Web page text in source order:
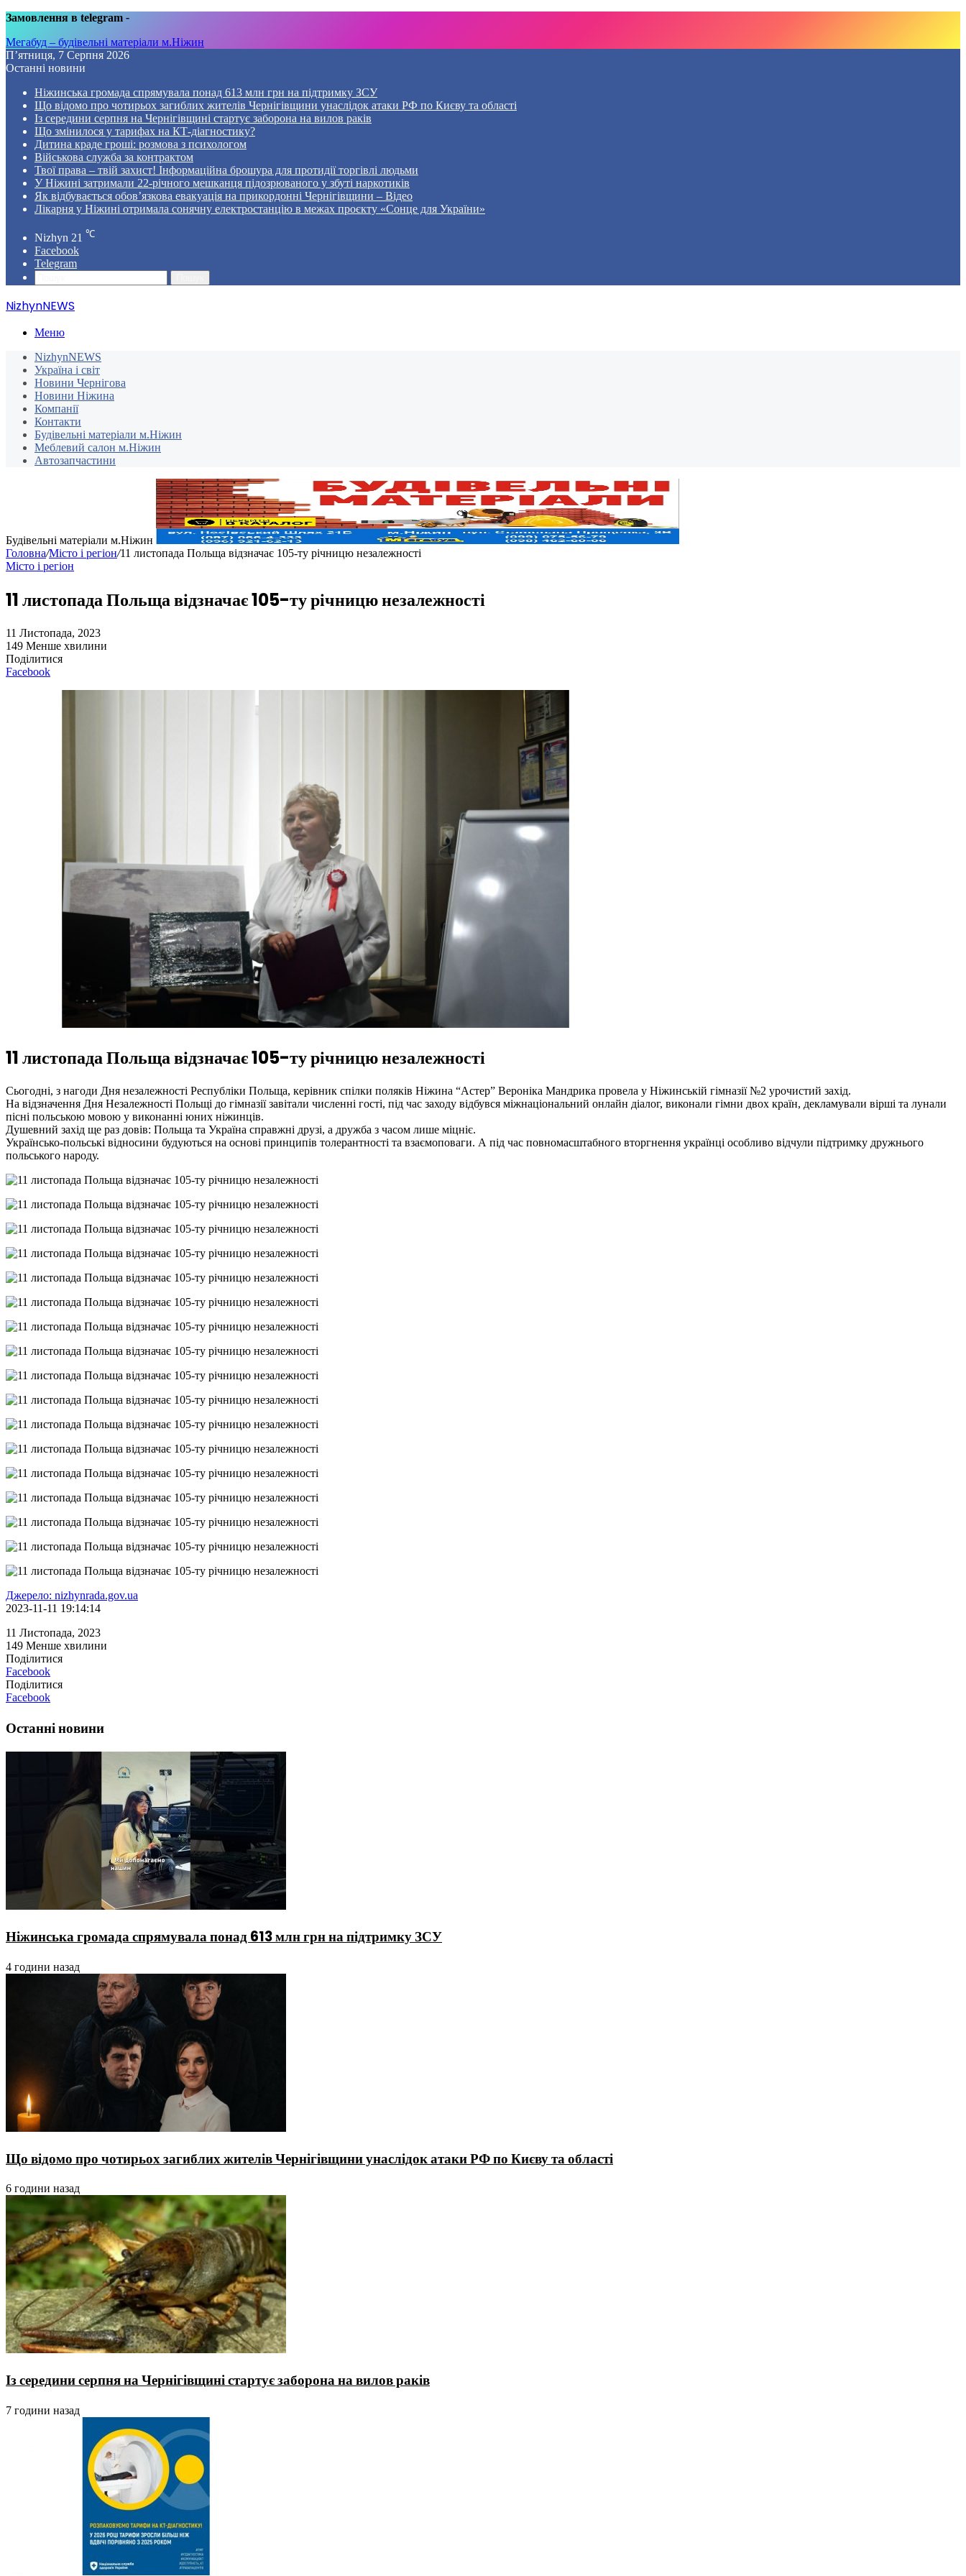
Замовлення в telegram -
Мегабуд – будівельні матеріали м.Ніжин
П’ятниця, 7 Серпня 2026
Останні новини
Ніжинська громада спрямувала понад 613 млн грн на підтримку ЗСУ
Що відомо про чотирьох загиблих жителів Чернігівщини унаслідок атаки РФ по Києву та області
Із середини серпня на Чернігівщині стартує заборона на вилов раків
Що змінилося у тарифах на КТ-діагностику?
Дитина краде гроші: розмова з психологом
Військова служба за контрактом
Твої права – твій захист! Інформаційна брошура для протидії торгівлі людьми
У Ніжині затримали 22-річного мешканця підозрюваного у збуті наркотиків
Як відбувається обов’язкова евакуація на прикордонні Чернігівщини – Відео
Лікарня у Ніжині отримала сонячну електростанцію в межах проєкту «Сонце для України»
Nizhyn 21 ℃
Facebook
Telegram
NizhynNEWS
Меню
NizhynNEWS
Україна і світ
Новини Чернігова
Новини Ніжина
Компанії
Контакти
Будівельні матеріали м.Ніжин
Меблевий салон м.Ніжин
Автозапчастини
Будівельні матеріали м.Ніжин
Головна/Місто і регіон/11 листопада Польща відзначає 105-ту річницю незалежності
Місто і регіон
11 листопада Польща відзначає 105-ту річницю незалежності
11 Листопада, 2023
149 Менше хвилини
Поділитися
Facebook
11 листопада Польща відзначає 105-ту річницю незалежності
Сьогодні, з нагоди Дня незалежності Республіки Польща, керівник спілки поляків Ніжина “Астер” Вероніка Мандрика провела у Ніжинській гімназії №2 урочистий захід.
На відзначення Дня Незалежності Польщі до гімназії завітали численні гості, під час заходу відбувся міжнаціональний онлайн діалог, виконали гімни двох країн, декламували вірші та лунали
пісні польською мовою у виконанні юних ніжинців.
Душевний захід ще раз довів: Польща та Україна справжні друзі, а дружба з часом лише міцніє.
Українсько-польські відносини будуються на основі принципів толерантності та взаємоповаги. А під час повномасштабного вторгнення українці особливо відчули підтримку дружнього
польського народу.
Джерело: nizhynrada.gov.ua
2023-11-11 19:14:14
11 Листопада, 2023
149 Менше хвилини
Поділитися
Facebook
Поділитися
Facebook
Останні новини
Ніжинська громада спрямувала понад 613 млн грн на підтримку ЗСУ
4 години назад
Що відомо про чотирьох загиблих жителів Чернігівщини унаслідок атаки РФ по Києву та області
6 години назад
Із середини серпня на Чернігівщині стартує заборона на вилов раків
7 години назад